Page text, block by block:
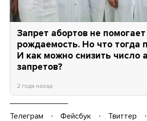
Запрет абортов не
рождаемость. Но что тогда
И как можно снизить число
запретов?
2 года назад
Телеграм Фейсбук Твиттер